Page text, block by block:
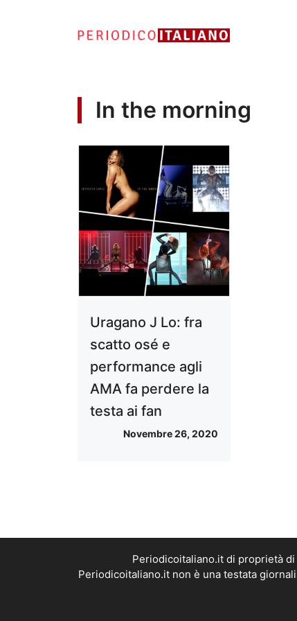
In the morning
Uragano J Lo: fra
scatto osé e
performance agli
AMA fa perdere la
testa ai fan
Novembre 26, 2020
Periodicoitaliano.it di proprietà di
Periodicoitaliano.it non è una testata